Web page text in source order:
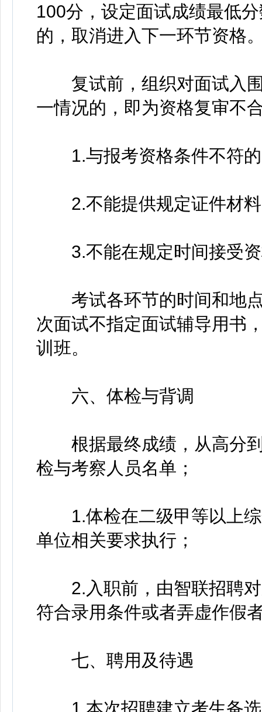
100分，设定面试成绩最低
的，取消进入下一环节资格
复试前，组织对面试入围
一情况的，即为资格复审不
1.与报考资格条件不符
2.不能提供规定证件材料
3.不能在规定时间接受资
考试各环节的时间和地点
次面试不指定面试辅导用书
训班。
六、体检与背调
根据最终成绩，从高分到
检与考察人员名单；
1.体检在二级甲等以上综
单位相关要求执行；
2.入职前，由智联招聘对
符合录用条件或者弄虚作假
七、聘用及待遇